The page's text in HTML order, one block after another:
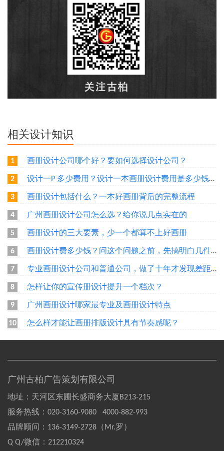
相关设计知识
1 画册设计公司哪个好？要如何选择设计公司？
2 设计一P 多少费用？设计一本画册设计费用是多少钱？广州做一本画册需要多少钱？
3 画册设计包括什么？一本好画册背后的完整流程
4 广州画册设计公司怎么选？给你说几点实在的
5 画册设计的三大要素，少一个都算不上好画册
6 画册设计费多少钱？问这个问题之前，先搞明白几件事
7 专业画册设计公司和普通公司，做了十年才发现差距在哪
8 怎样让你的宣传册设计提升一个档次？
9 广州画册设计哪家最专业及画册设计特点
10 怎么样才能让画册排版设计具有节奏感呢？
广州古柏广告策划有限公司
地址：天河区东圃长盛商务大厦B213-215
服务热线： 020-3160-9080 4000-882-993
品牌顾问： 136-3149-2728（Mr.罗）
Q Q/微信： 212210324